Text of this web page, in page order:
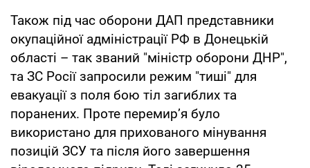
Також під час оборони ДАП представники
окупаційної адміністрації РФ в Донецькій
області – так званий "міністр оборони ДНР",
та ЗС Росії запросили режим "тиші" для
евакуації з поля бою тіл загиблих та
поранених. Проте перемир’я було
використано для прихованого мінування
позицій ЗСУ та після його завершення